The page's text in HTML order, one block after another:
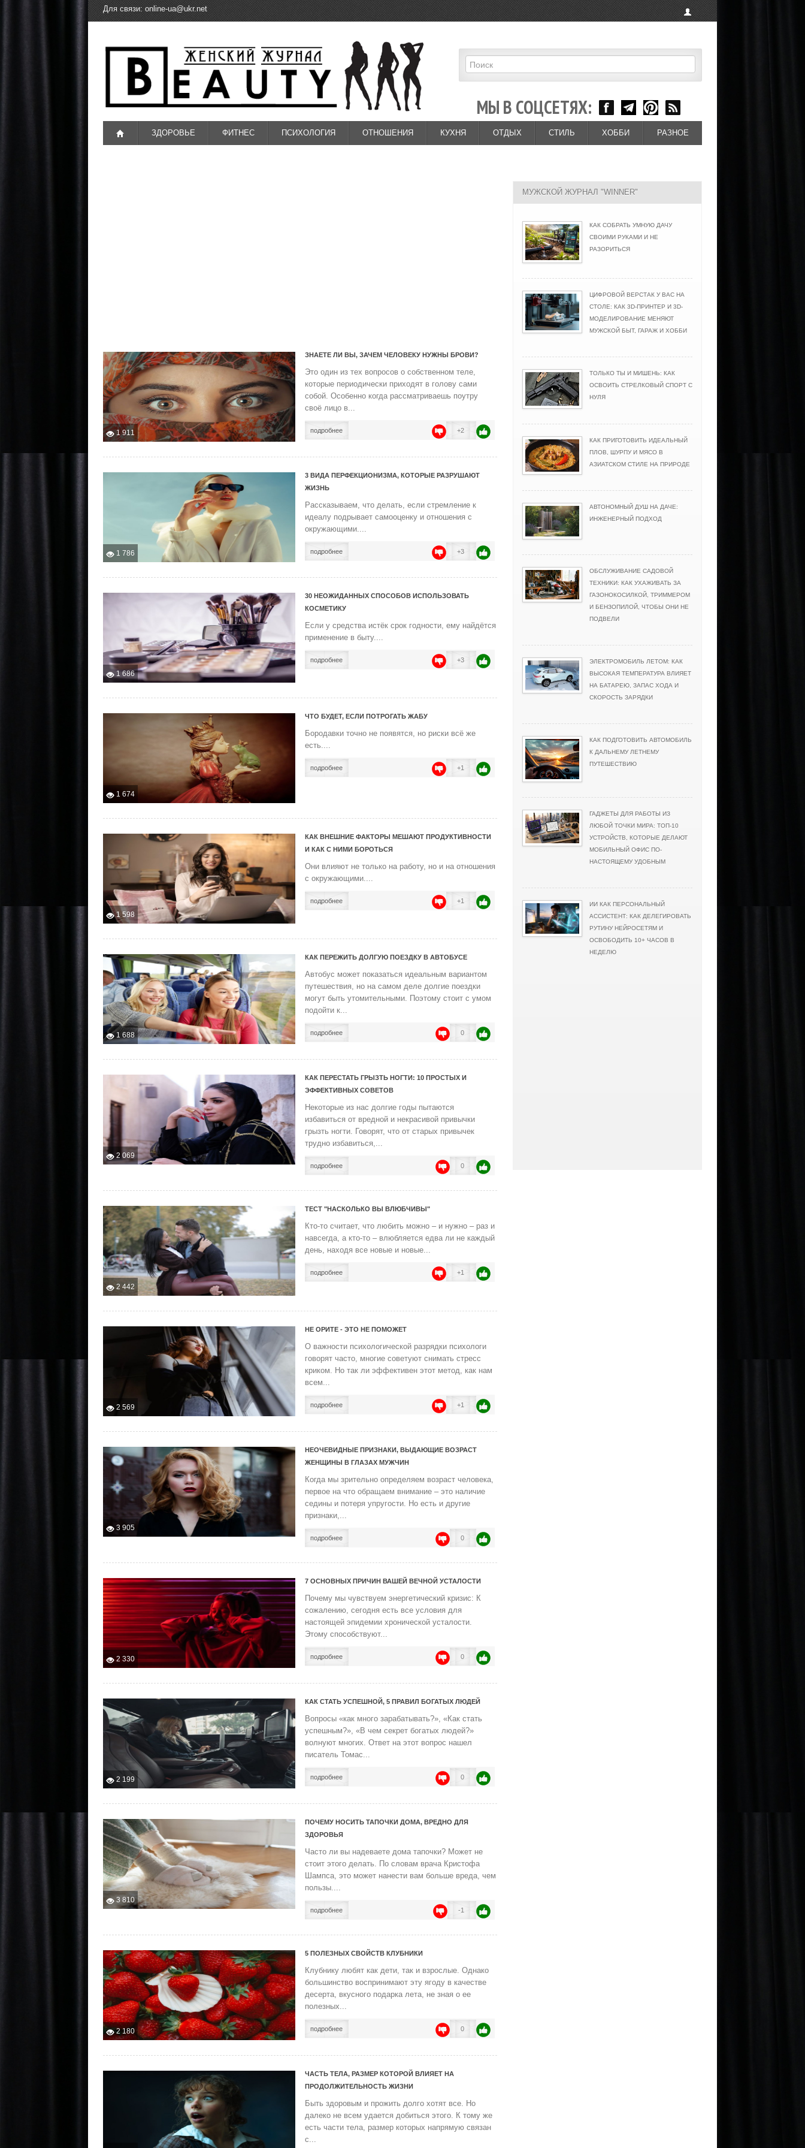
Для связи: online-ua@ukr.net
МЫ В СОЦСЕТЯХ:
ЗДОРОВЬЕ ФИТНЕС ПСИХОЛОГИЯ ОТНОШЕНИЯ КУХНЯ ОТДЫХ СТИЛЬ ХОББИ РАЗНОЕ
1 911
ЗНАЕТЕ ЛИ ВЫ, ЗАЧЕМ ЧЕЛОВЕКУ НУЖНЫ БРОВИ?
Это один из тех вопросов о собственном теле,
которые периодически приходят в голову сами
собой. Особенно когда рассматриваешь поутру
своё лицо в...
подробнее +2
1 786
3 ВИДА ПЕРФЕКЦИОНИЗМА, КОТОРЫЕ РАЗРУШАЮТ
ЖИЗНЬ
Рассказываем, что делать, если стремление к
идеалу подрывает самооценку и отношения с
окружающими....
подробнее +3
1 686
30 НЕОЖИДАННЫХ СПОСОБОВ ИСПОЛЬЗОВАТЬ
КОСМЕТИКУ
Если у средства истёк срок годности, ему найдётся
применение в быту....
подробнее +3
1 674
ЧТО БУДЕТ, ЕСЛИ ПОТРОГАТЬ ЖАБУ
Бородавки точно не появятся, но риски всё же
есть....
подробнее +1
1 598
КАК ВНЕШНИЕ ФАКТОРЫ МЕШАЮТ ПРОДУКТИВНОСТИ
И КАК С НИМИ БОРОТЬСЯ
Они влияют не только на работу, но и на отношения
с окружающими....
подробнее +1
1 688
КАК ПЕРЕЖИТЬ ДОЛГУЮ ПОЕЗДКУ В АВТОБУСЕ
Автобус может показаться идеальным вариантом
путешествия, но на самом деле долгие поездки
могут быть утомительными. Поэтому стоит с умом
подойти к...
подробнее 0
2 069
КАК ПЕРЕСТАТЬ ГРЫЗТЬ НОГТИ: 10 ПРОСТЫХ И
ЭФФЕКТИВНЫХ СОВЕТОВ
Некоторые из нас долгие годы пытаются
избавиться от вредной и некрасивой привычки
грызть ногти. Говорят, что от старых привычек
трудно избавиться,...
подробнее 0
2 442
ТЕСТ "НАСКОЛЬКО ВЫ ВЛЮБЧИВЫ"
Кто-то считает, что любить можно – и нужно – раз и
навсегда, а кто-то – влюбляется едва ли не каждый
день, находя все новые и новые...
подробнее +1
2 569
НЕ ОРИТЕ - ЭТО НЕ ПОМОЖЕТ
О важности психологической разрядки психологи
говорят часто, многие советуют снимать стресс
криком. Но так ли эффективен этот метод, как нам
всем...
подробнее +1
3 905
НЕОЧЕВИДНЫЕ ПРИЗНАКИ, ВЫДАЮЩИЕ ВОЗРАСТ
ЖЕНЩИНЫ В ГЛАЗАХ МУЖЧИН
Когда мы зрительно определяем возраст человека,
первое на что обращаем внимание – это наличие
седины и потеря упругости. Но есть и другие
признаки,...
подробнее 0
2 330
7 ОСНОВНЫХ ПРИЧИН ВАШЕЙ ВЕЧНОЙ УСТАЛОСТИ
Почему мы чувствуем энергетический кризис: К
сожалению, сегодня есть все условия для
настоящей эпидемии хронической усталости.
Этому способствуют...
подробнее 0
2 199
КАК СТАТЬ УСПЕШНОЙ, 5 ПРАВИЛ БОГАТЫХ ЛЮДЕЙ
Вопросы «как много зарабатывать?», «Как стать
успешным?», «В чем секрет богатых людей?»
волнуют многих. Ответ на этот вопрос нашел
писатель Томас...
подробнее 0
3 810
ПОЧЕМУ НОСИТЬ ТАПОЧКИ ДОМА, ВРЕДНО ДЛЯ
ЗДОРОВЬЯ
Часто ли вы надеваете дома тапочки? Может не
стоит этого делать. По словам врача Кристофа
Шампса, это может нанести вам больше вреда, чем
пользы....
подробнее -1
2 180
5 ПОЛЕЗНЫХ СВОЙСТВ КЛУБНИКИ
Клубнику любят как дети, так и взрослые. Однако
большинство воспринимают эту ягоду в качестве
десерта, вкусного подарка лета, не зная о ее
полезных...
подробнее 0
ЧАСТЬ ТЕЛА, РАЗМЕР КОТОРОЙ ВЛИЯЕТ НА
ПРОДОЛЖИТЕЛЬНОСТЬ ЖИЗНИ
Быть здоровым и прожить долго хотят все. Но
далеко не всем удается добиться этого. К тому же
есть части тела, размер которых напрямую связан
с...
МУЖСКОЙ ЖУРНАЛ "WINNER"
КАК СОБРАТЬ УМНУЮ ДАЧУ
СВОИМИ РУКАМИ И НЕ
РАЗОРИТЬСЯ
ЦИФРОВОЙ ВЕРСТАК У ВАС НА
СТОЛЕ: КАК 3D-ПРИНТЕР И 3D-
МОДЕЛИРОВАНИЕ МЕНЯЮТ
МУЖСКОЙ БЫТ, ГАРАЖ И ХОББИ
ТОЛЬКО ТЫ И МИШЕНЬ: КАК
ОСВОИТЬ СТРЕЛКОВЫЙ СПОРТ С
НУЛЯ
КАК ПРИГОТОВИТЬ ИДЕАЛЬНЫЙ
ПЛОВ, ШУРПУ И МЯСО В
АЗИАТСКОМ СТИЛЕ НА ПРИРОДЕ
АВТОНОМНЫЙ ДУШ НА ДАЧЕ:
ИНЖЕНЕРНЫЙ ПОДХОД
ОБСЛУЖИВАНИЕ САДОВОЙ
ТЕХНИКИ: КАК УХАЖИВАТЬ ЗА
ГАЗОНОКОСИЛКОЙ, ТРИММЕРОМ
И БЕНЗОПИЛОЙ, ЧТОБЫ ОНИ НЕ
ПОДВЕЛИ
ЭЛЕКТРОМОБИЛЬ ЛЕТОМ: КАК
ВЫСОКАЯ ТЕМПЕРАТУРА ВЛИЯЕТ
НА БАТАРЕЮ, ЗАПАС ХОДА И
СКОРОСТЬ ЗАРЯДКИ
КАК ПОДГОТОВИТЬ АВТОМОБИЛЬ
К ДАЛЬНЕМУ ЛЕТНЕМУ
ПУТЕШЕСТВИЮ
ГАДЖЕТЫ ДЛЯ РАБОТЫ ИЗ
ЛЮБОЙ ТОЧКИ МИРА: ТОП-10
УСТРОЙСТВ, КОТОРЫЕ ДЕЛАЮТ
МОБИЛЬНЫЙ ОФИС ПО-
НАСТОЯЩЕМУ УДОБНЫМ
ИИ КАК ПЕРСОНАЛЬНЫЙ
АССИСТЕНТ: КАК ДЕЛЕГИРОВАТЬ
РУТИНУ НЕЙРОСЕТЯМ И
ОСВОБОДИТЬ 10+ ЧАСОВ В
НЕДЕЛЮ